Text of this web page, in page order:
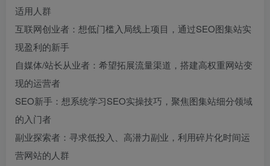
适用人群
互联网创业者：想低门槛入局线上项目，通过SEO图集站实
现盈利的新手
自媒体/站长从业者：希望拓展流量渠道，搭建高权重网站变
现的运营者
SEO新手：想系统学习SEO实操技巧，聚焦图集站细分领域
的入门者
副业探索者：寻求低投入、高潜力副业，利用碎片化时间运
营网站的人群